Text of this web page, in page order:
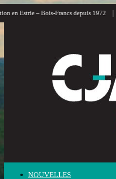
en Estrie – Bois-Francs depuis 1972 |
NOUVELLES